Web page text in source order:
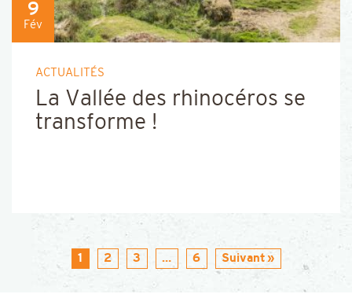
9
Fév
ACTUALITÉS
La Vallée des rhinocéros se
transforme !
1 2 3 … 6 Suivant »